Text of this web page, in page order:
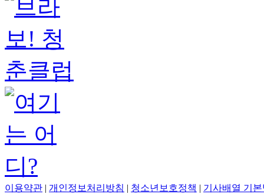
이용약관 개인정보처리방침 청소년보호정책 기사배열 기